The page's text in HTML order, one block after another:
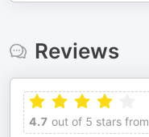
Reviews
4.7 out of 5 stars from